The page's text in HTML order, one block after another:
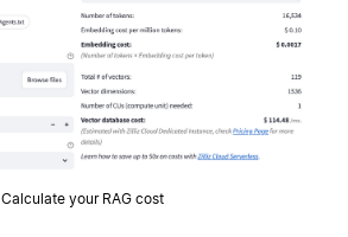
Calculate your RAG cost